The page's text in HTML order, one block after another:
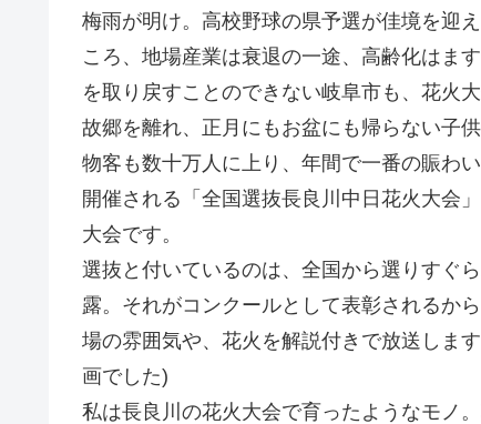
梅雨が明け。高校野球の県予選が佳境を迎
ころ、地場産業は衰退の一途、高齢化はま
を取り戻すことのできない岐阜市も、花火大
故郷を離れ、正月にもお盆にも帰らない子
物客も数十万人に上り、年間で一番の賑わ
開催される「全国選抜長良川中日花火大会
大会です。
選抜と付いているのは、全国から選りすぐ
露。それがコンクールとして表彰されるか
場の雰囲気や、花火を解説付きで放送しま
画でした)
私は長良川の花火大会で育ったようなモノ